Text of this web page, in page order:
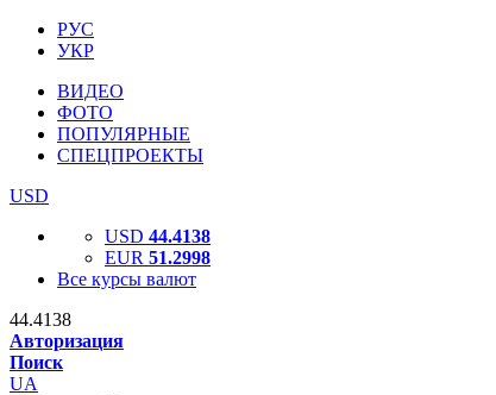
РУС
УКР
ВИДЕО
ФОТО
ПОПУЛЯРНЫЕ
СПЕЦПРОЕКТЫ
USD
USD 44.4138
EUR 51.2998
Все курсы валют
44.4138
Авторизация
Поиск
UA